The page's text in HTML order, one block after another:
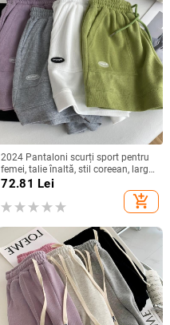
2024 Pantaloni scurți sport pentru
femei, talie înaltă, stil coreean, largi,
șnur, croială în formă de A
72.81 Lei
add_shopping_cart